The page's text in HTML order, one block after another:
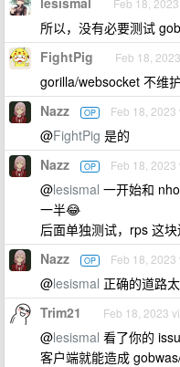
所以，没有必要测试
FightPig Feb 18, 2023
gorilla/websocket 不维
Nazz OP Feb 18,
@FightPig 是的
Nazz OP Feb 18,
@lesismal 一开始和
一半😂
后面单独测试，rps 这
Nazz OP Feb 18,
@lesismal 正确的道路
Trim21 Feb 18, 2023
@lesismal 看了你的
客户端就能造成